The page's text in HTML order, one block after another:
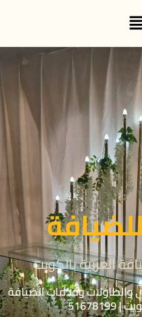
العربية بالكويت
والطاولات وخدمات الضيافة